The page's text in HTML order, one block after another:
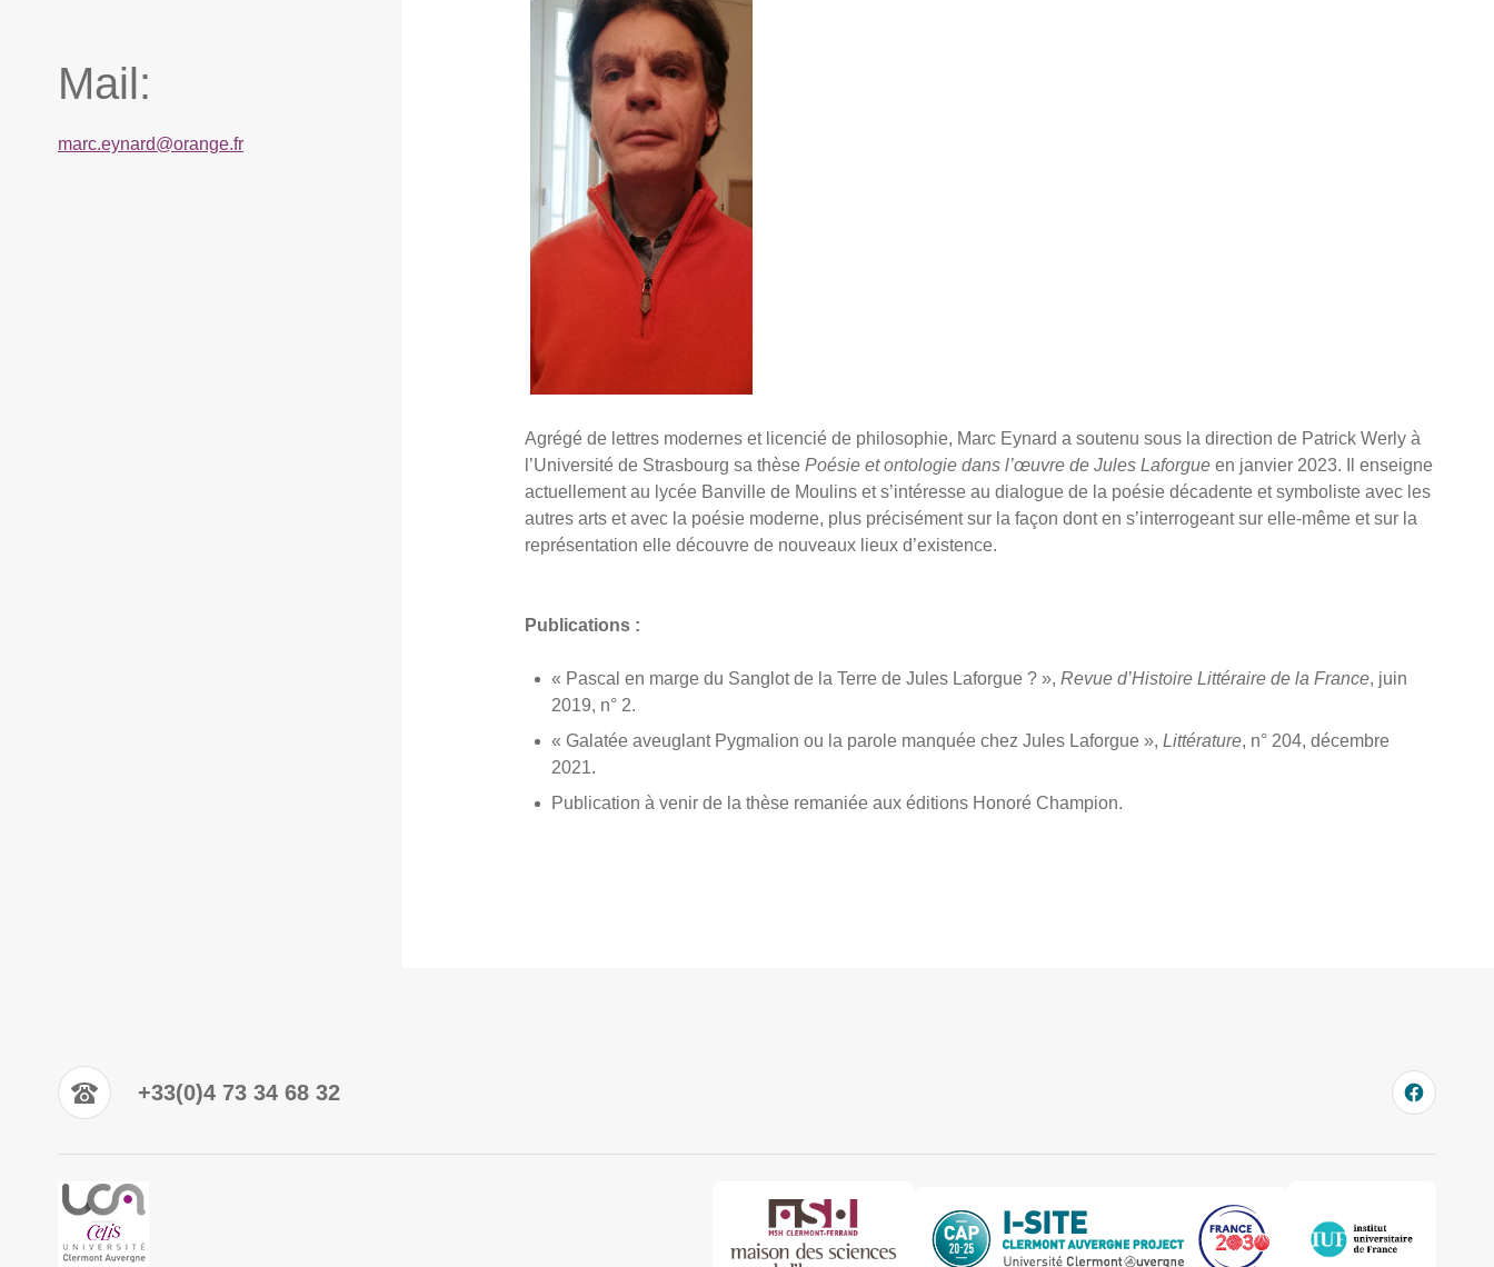
Agrégé de lettres modernes et licencié de philosophie, Marc Eynard a soutenu sous la direction de Patrick Werly à
l’Université de Strasbourg sa thèse Poésie et ontologie dans l’œuvre de Jules Laforgueen janvier 2023. Il enseigne
actuellement au lycée Banville de Moulins et s’intéresse au dialogue de la poésie décadente et symboliste avec les
autres arts et avec la poésie moderne, plus précisément sur la façon dont en s’interrogeant sur elle-même et sur la
représentation elle découvre de nouveaux lieux d’existence.
Publications :
« Pascal en marge du Sanglot de la Terre de Jules Laforgue ? », Revue d’Histoire Littéraire de la France, juin
2019, n° 2.
« Galatée aveuglant Pygmalion ou la parole manquée chez Jules Laforgue », Littérature, n° 204, décembre
2021.
Publication à venir de la thèse remaniée aux éditions Honoré Champion.
Mail:
marc.eynard@orange.fr
+33(0)4 73 34 68 32